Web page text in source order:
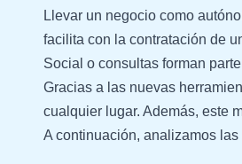
Llevar un negocio como
facilita con la contratación de
Social o consultas forman
Gracias a las nuevas
cualquier lugar. Además, este
A continuación, analizamos